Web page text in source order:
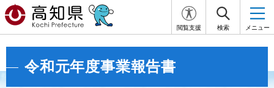
閲覧支援 検索 メニュー
令和元年度事業報告書